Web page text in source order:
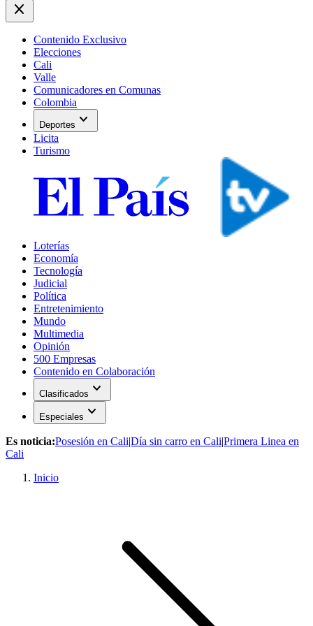
close
Contenido Exclusivo
Elecciones
Cali
Valle
Comunicadores en Comunas
Colombia
Deportes expand_more
Licita
Turismo
Loterías
Economía
Tecnología
Judicial
Política
Entretenimiento
Mundo
Multimedia
Opinión
500 Empresas
Contenido en Colaboración
Clasificados expand_more
Especiales expand_more
Es noticia:Posesión en Cali|Día sin carro en Cali|Primera Linea en
Cali
Inicio